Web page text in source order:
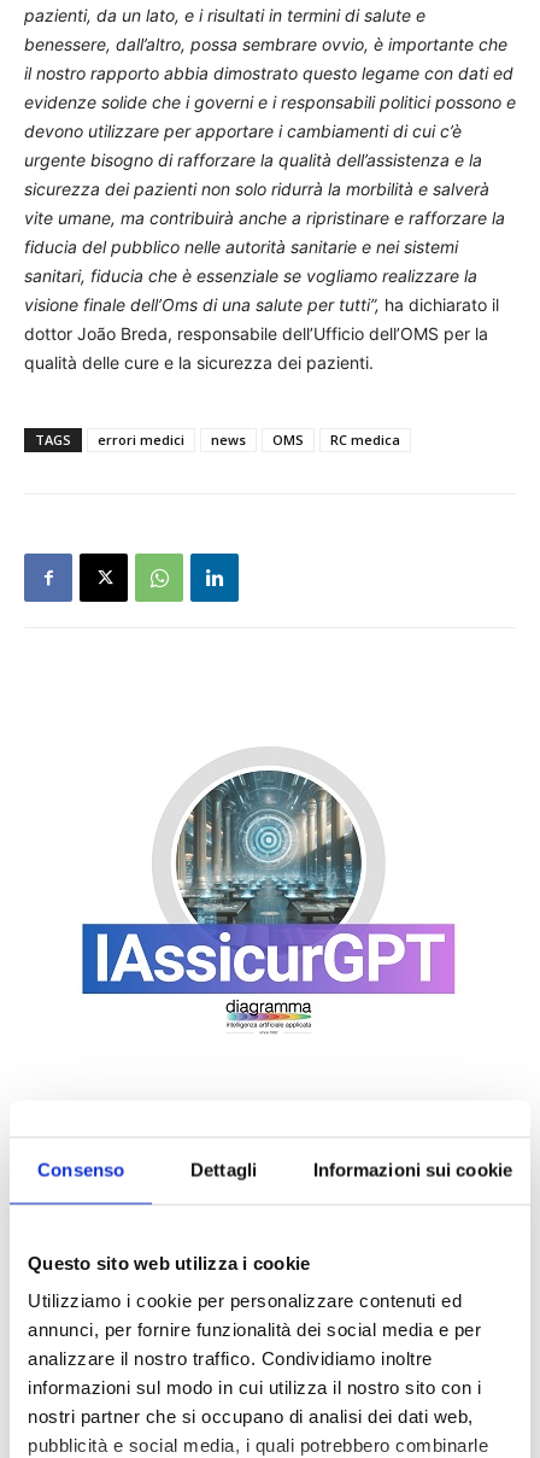
Consenso Dettagli Informazioni sui cookie
Questo sito web utilizza i cookie
Utilizziamo i cookie per personalizzare contenuti ed
annunci, per fornire funzionalità dei social media e per
analizzare il nostro traffico. Condividiamo inoltre
informazioni sul modo in cui utilizza il nostro sito con i
nostri partner che si occupano di analisi dei dati web,
pubblicità e social media, i quali potrebbero combinarle
pazienti, da un lato, e i risultati in termini di salute e
benessere, dall’altro, possa sembrare ovvio, è importante che
il nostro rapporto abbia dimostrato questo legame con dati ed
evidenze solide che i governi e i responsabili politici possono e
devono utilizzare per apportare i cambiamenti di cui c’è
urgente bisogno di rafforzare la qualità dell’assistenza e la
sicurezza dei pazienti non solo ridurrà la morbilità e salverà
vite umane, ma contribuirà anche a ripristinare e rafforzare la
fiducia del pubblico nelle autorità sanitarie e nei sistemi
sanitari, fiducia che è essenziale se vogliamo realizzare la
visione finale dell’Oms di una salute per tutti”, ha dichiarato il
dottor João Breda, responsabile dell’Ufficio dell’OMS per la
qualità delle cure e la sicurezza dei pazienti.
TAGS errori medici news OMS RC medica
DALLE AZIENDENotizie sponsorizzate
Prima Assicurazioni: grande
partecipazione alla Convention degli